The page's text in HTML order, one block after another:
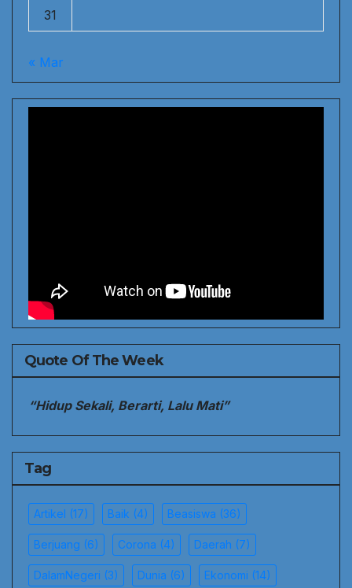
31
« Mar
Quote Of The Week
“Hidup Sekali, Berarti, Lalu Mati”
Tag
Artikel (17) Baik (4) Beasiswa (36)
Berjuang (6) Corona (4) Daerah (7)
DalamNegeri (3) Dunia (6) Ekonomi (14)